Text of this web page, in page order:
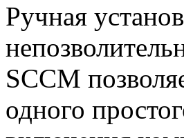
Ручная
SCCM
одного